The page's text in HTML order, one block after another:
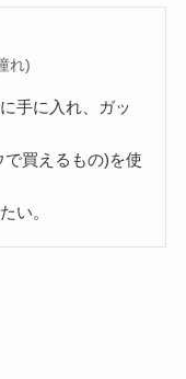
れ)
手に入れ、ガッ
買えるもの)を使
い。